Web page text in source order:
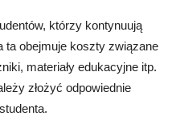
którzy kontynuują
ta obejmuje koszty związane
materiały edukacyjne itp.
złożyć odpowiednie